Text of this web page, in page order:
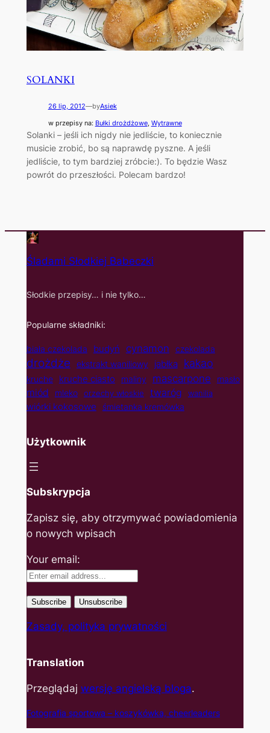
SOLANKI
26 lip, 2012—byAsiek
w przepisy na: Bułki drożdżowe, Wytrawne
Solanki – jeśli ich nigdy nie jedliście, to koniecznie
musicie zrobić, bo są naprawdę pyszne. A jeśli
jedliście, to tym bardziej zróbcie:). To będzie Wasz
powrót do przeszłości. Polecam bardzo!
Śladami Słodkiej Babeczki
Słodkie przepisy… i nie tylko…
Popularne składniki:
biała czekolada budyń cynamon czekolada
drożdże ekstrakt waniliowy jabłka kakao
kruche kruche ciasto maliny mascarpone masło
miód mleko orzechy włoskie twaróg wanilia
wiórki kokosowe śmietanka kremówka
Użytkownik
Subskrypcja
Zapisz się, aby otrzymywać powiadomienia
o nowych wpisach
Your email:
Zasady, polityka prywatności
Translation
Przeglądaj wersję angielską bloga.
Fotografia sportowa – koszykówka, cheerleaders